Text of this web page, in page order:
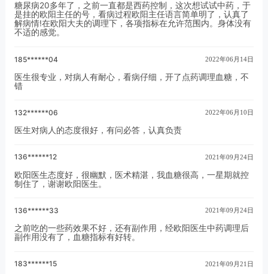
糖尿病20多年了，之前一直都是西药控制，这次想试试中药，于
是挂的欧阳主任的号，看病过程欧阳主任语言简单明了，认真了
解病情!在欧阳大夫的调理下，各项指标在允许范围内。身体没有
不适的感觉。
185******04 2022年06月14日
医生很专业，对病人有耐心，看病仔细，开了点药调理血糖，不
错
132******06 2022年06月10日
医生对病人的态度很好，有问必答，认真负责
136******12 2021年09月24日
欧阳医生态度好，很幽默，医术精湛，我血糖很高，一星期就控
制住了，谢谢欧阳医生。
136******33 2021年09月24日
之前吃的一些药效果不好，还有副作用，经欧阳医生中药调理后
副作用没有了，血糖指标有好转。
183******15 2021年09月21日